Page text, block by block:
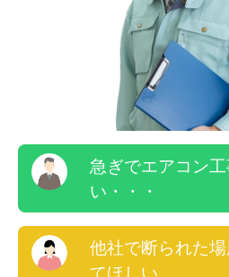
急ぎでエアコン
い・・・
他社で断られた
てほしい